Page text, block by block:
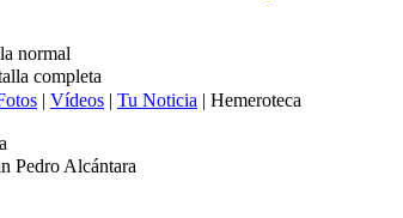
normal
completa
| Vídeos | Tu Noticia | Hemeroteca
Pedro Alcántara